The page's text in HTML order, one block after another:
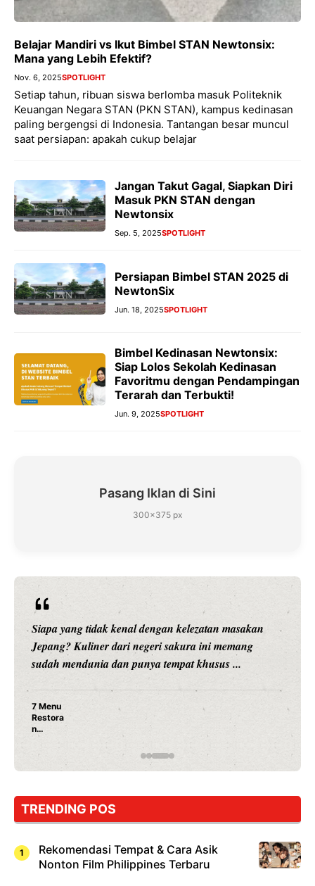
Belajar Mandiri vs Ikut Bimbel STAN Newtonsix:
Mana yang Lebih Efektif?
Nov. 6, 2025SPOTLIGHT
Setiap tahun, ribuan siswa berlomba masuk Politeknik
Keuangan Negara STAN (PKN STAN), kampus kedinasan
paling bergengsi di Indonesia. Tantangan besar muncul
saat persiapan: apakah cukup belajar
Jangan Takut Gagal, Siapkan Diri
Masuk PKN STAN dengan
Newtonsix
Sep. 5, 2025SPOTLIGHT
Persiapan Bimbel STAN 2025 di
NewtonSix
Jun. 18, 2025SPOTLIGHT
Bimbel Kedinasan Newtonsix:
Siap Lolos Sekolah Kedinasan
Favoritmu dengan Pendampingan
Terarah dan Terbukti!
Jun. 9, 2025SPOTLIGHT
Pasang Iklan di Sini
300×375 px
Siapa yang tidak kenal dengan kelezatan masakan
Jepang? Kuliner dari negeri sakura ini memang
sudah mendunia dan punya tempat khusus ...
7 Menu
Restora
n
Jepang
yang
Dicoba,
Cuma
Sushi!
TRENDING POS
Rekomendasi Tempat & Cara Asik
Nonton Film Philippines Terbaru